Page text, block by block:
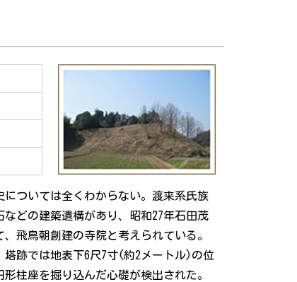
ついては全くわからない。渡来系氏族
どの建築遺構があり、昭和27年石田茂
飛鳥朝創建の寺院と考えられている。
塔跡では地表下6尺7寸(約2メートル)の位
柱座を掘り込んだ心礎が検出された。